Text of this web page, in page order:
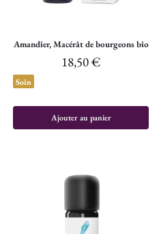
Amandier, Macérât de bourgeons bio
18,50€
Soin
Ajouter au panier